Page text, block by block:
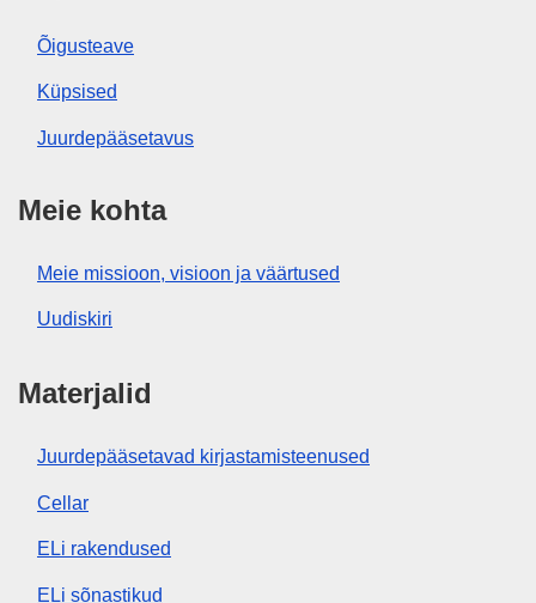
Õigusteave
Küpsised
Juurdepääsetavus
Meie kohta
Meie missioon, visioon ja väärtused
Uudiskiri
Materjalid
Juurdepääsetavad kirjastamisteenused
Cellar
ELi rakendused
ELi sõnastikud